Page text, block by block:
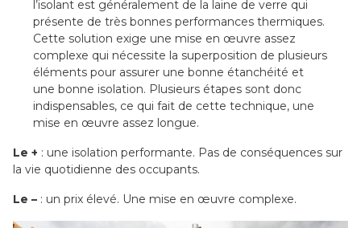
l’isolant est généralement de la laine de verre qui
présente de très bonnes performances thermiques.
Cette solution exige une mise en œuvre assez
complexe qui nécessite la superposition de plusieurs
éléments pour assurer une bonne étanchéité et
une bonne isolation. Plusieurs étapes sont donc
indispensables, ce qui fait de cette technique, une
mise en œuvre assez longue.
Le + : une isolation performante. Pas de conséquences sur
la vie quotidienne des occupants.
Le – : un prix élevé. Une mise en œuvre complexe.